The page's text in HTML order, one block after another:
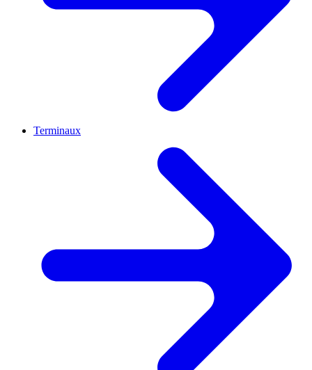
Terminaux